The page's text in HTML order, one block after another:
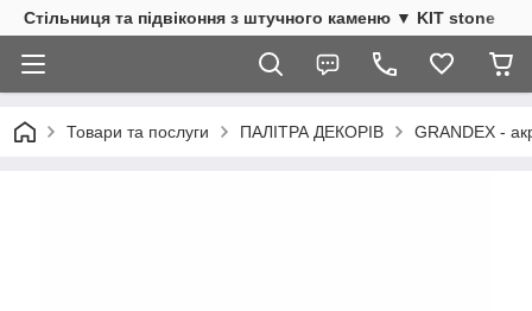
Стільниця та підвіконня з штучного каменю ▼ KIT stone
Товари та послуги ПАЛІТРА ДЕКОРІВ GRANDEX -